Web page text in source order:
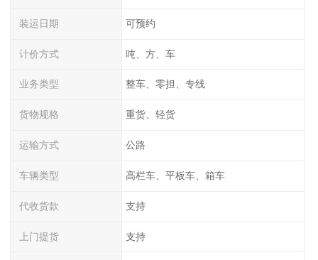
装运日期 可预约
计价方式 吨、方、车
业务类型 整车、零担、专线
货物规格 重货、轻货
运输方式 公路
车辆类型 高栏车、平板车、箱车
代收货款 支持
上门提货 支持